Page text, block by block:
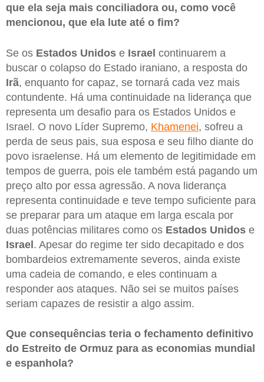
que ela seja mais conciliadora ou, como você
mencionou, que ela lute até o fim?
Se os Estados Unidos e Israel continuarem a
buscar o colapso do Estado iraniano, a resposta do
Irã, enquanto for capaz, se tornará cada vez mais
contundente. Há uma continuidade na liderança que
representa um desafio para os Estados Unidos e
Israel. O novo Líder Supremo, Khamenei, sofreu a
perda de seus pais, sua esposa e seu filho diante do
povo israelense. Há um elemento de legitimidade em
tempos de guerra, pois ele também está pagando um
preço alto por essa agressão. A nova liderança
representa continuidade e teve tempo suficiente para
se preparar para um ataque em larga escala por
duas potências militares como os Estados Unidos e
Israel. Apesar do regime ter sido decapitado e dos
bombardeios extremamente severos, ainda existe
uma cadeia de comando, e eles continuam a
responder aos ataques. Não sei se muitos países
seriam capazes de resistir a algo assim.
Que consequências teria o fechamento definitivo
do Estreito de Ormuz para as economias mundial
e espanhola?